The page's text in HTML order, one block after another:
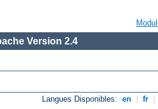
Version 2.4
Langues Disponibles: en fr